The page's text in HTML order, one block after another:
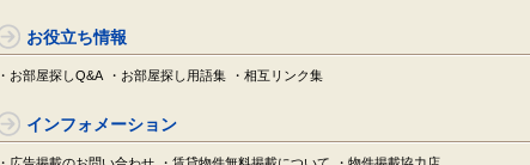
お役立ち情報
・お部屋探しQ&A ・お部屋探し用語集 ・相互リンク集
インフォメーション